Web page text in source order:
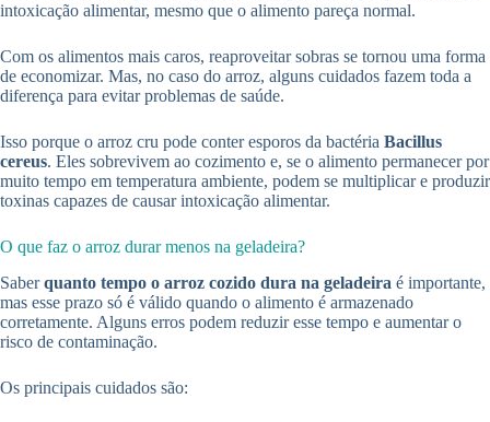
intoxicação alimentar, mesmo que o alimento pareça normal.
Com os alimentos mais caros, reaproveitar sobras se tornou uma forma
de economizar. Mas, no caso do arroz, alguns cuidados fazem toda a
diferença para evitar problemas de saúde.
Isso porque o arroz cru pode conter esporos da bactéria Bacillus
cereus. Eles sobrevivem ao cozimento e, se o alimento permanecer por
muito tempo em temperatura ambiente, podem se multiplicar e produzir
toxinas capazes de causar intoxicação alimentar.
O que faz o arroz durar menos na geladeira?
Saberquanto tempo o arroz cozido dura na geladeira é importante,
mas esse prazo só é válido quando o alimento é armazenado
corretamente. Alguns erros podem reduzir esse tempo e aumentar o
risco de contaminação.
Os principais cuidados são: